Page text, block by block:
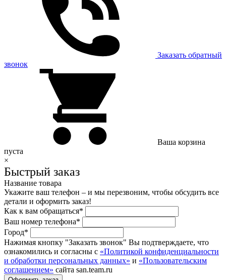
Заказать обратный
звонок
Ваша корзина
пуста
×
Быстрый заказ
Название товара
Укажите ваш телефон – и мы перезвоним, чтобы обсудить все
детали и оформить заказ!
Как к вам обращаться*
Ваш номер телефона*
Город*
Нажимая кнопку "Заказать звонок" Вы подтверждаете, что
ознакомились и согласны с «Политикой конфиденциальности
и обработки персональных данных» и «Пользовательским
соглашением» сайта san.team.ru